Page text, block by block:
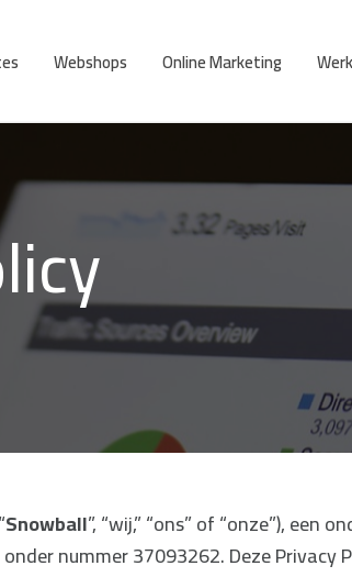
Webshops Online Marketing Werk
Snowball”, “wij,” “ons” of “onze”), een
nummer 37093262. Deze Privacy